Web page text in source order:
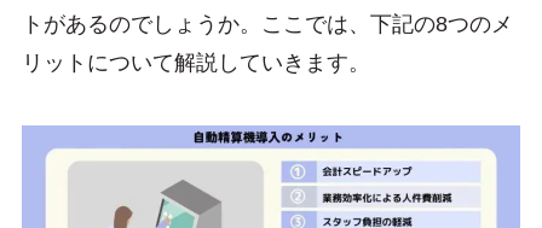
トがあるのでしょうか。ここでは、下記の8つのメ
リットについて解説していきます。